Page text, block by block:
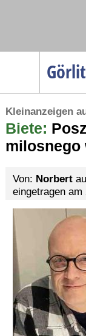
Menüpunkte
Politik
Gesellschaft
Service
Verkehr
Gesundheit
Sport
Termine
Kostenlos
Kleinanzeigen
Biete:
milosnego
Von: Norbert
eingetragen am